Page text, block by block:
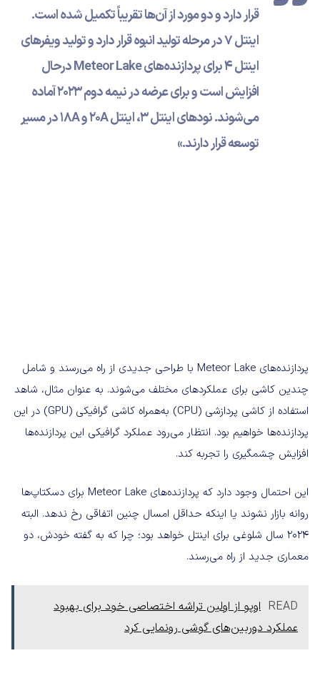
قرار دارد و دو مورد از آن‌ها تقریباً تکمیل شده است.
اینتل 7 در مرحله تولید انبوه قرار دارد و تولید ویفرهای
اینتل 4 برای پردازنده‌های Meteor Lake درحال
افزایش است و برای عرضه در نیمه دوم 2023 آماده
می‌شوند. نودهای اینتل 3، اینتل 20A و 18A در مسیر
توسعه قرار دارند.»
پردازنده‌های Meteor Lake با طراحی جدیدی از راه می‌رسند و شامل
چندین کاشی برای عملکردهای مختلف می‌شوند. به عنوان مثال، شاهد
استفاده از کاشی پردازشی (CPU) به‌همراه کاشی گرافیکی (GPU) در این
پردازنده‌ها خواهیم بود. انتظار می‌رود عملکرد گرافیکی این پردازنده‌ها
افزایش چشمگیری را تجربه کند.
این احتمال وجود دارد که پردازنده‌های Meteor Lake برای دسکتاپ‌ها
روانه بازار نشوند یا اینکه حداقل امسال چنین اتفاقی رخ ندهد. البته
2024 سال شلوغی برای اینتل خواهد بود؛ چرا که به گفته خودش، دو
معماری جدید از راه می‌رسند.
READ اوپو از اولین تراشه اختصاصی خود برای بهبود
عملکرد دوربین‌های گوشی رونمایی کرد